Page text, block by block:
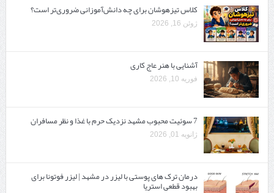
کلاس تیزهوشان برای چه دانش‌آموزانی ضروری‌تر است؟
ژوئن 16, 2026
آشنایی با هنر عاج کاری
فوریه 10, 2026
7 سوئیت محبوب مشهد نزدیک حرم با غذا و نظر مسافران
ژانویه 01, 2026
درمان ترک های پوستی با لیزر در مشهد | لیزر فوتونا برای
بهبود قطعی استریا